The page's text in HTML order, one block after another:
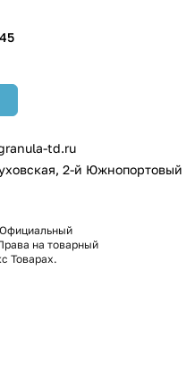
td.ru
2-й Южнопортовый
на товарный
Товарах.